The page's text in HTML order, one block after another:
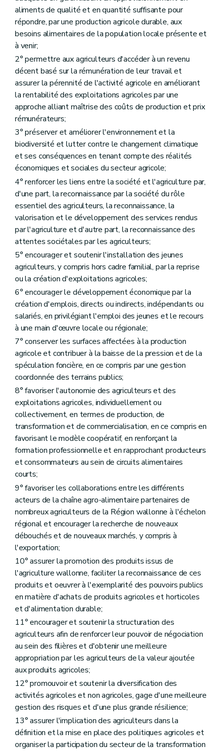
Titre III Dispositions relatives à la participation des acteurs, au suivi et à la coordination des politiques agricoles
Chapitre Ier
Pôle « Ruralité » , section « Agriculture, Agroalimentaire et Alimentation »
Art. D64
Art. D65
Chapitre II Participation des agriculteurs
Section 1 re
Associations agricoles wallonnes
Art. D68
Art. D69
Section 2 Collège des producteurs
Art. D70
Art. D71
Art. D72
Art. D73
Art. D74
Art. D75
Section 3 Support opérationnel au collège des producteurs
Art. D76
Art. D77
Art. D78
Art. D79
Chapitre III Cellule de prospective et de veille scientifique
Art. 80
Art. 81
Chapitre IV Comité stratégique de l'agriculture
Art. D82
Art. D83
Art. D84
Art. D85
Art. D86
Art. D87
Chapitre V Rapport annuel sur l'état de l'agriculture wallonne
Art. D88
Art. D89
Titre IV L'agriculteur
Chapitre Ier
La cotitularité
Art. D91
Art. D92
Art. D93
Art. D94
Chapitre II La formation professionnelle
Section 1
re
Dispositions générales
Art. D95
Art. D96
Art. D97
Section 2 La formation
Art. D98
Art. D99
Art. D101
Art. D102
Art. D103
Art. D104
Section 3 Les centres de formation
Art. D105
Art. D106
Section 4
Art. D107
Art. D108
Section 5
Les associations d'hobbyistes
Art. D109
Art. D110
Section 6 "Dispositions diverses"
Art. D111
Art. D112
Art. D113
Art. D114
Chapitre III Services d'accompagnement de l'agriculteur
Section 1
re
Services de remplacement de l'agriculteur
Art. D115
Art. D116
Art. D117
Art. D118
Section 2 Services de conseils aux agriculteurs en difficulté
Art. D119
Art. D120
Art. D121
aliments de qualité et en quantité suffisante pour
répondre, par une production agricole durable, aux
besoins alimentaires de la population locale présente et
à venir;
2° permettre aux agriculteurs d'accéder à un revenu
décent basé sur la rémunération de leur travail et
assurer la pérennité de l'activité agricole en améliorant
la rentabilité des exploitations agricoles par une
approche alliant maîtrise des coûts de production et prix
rémunérateurs;
3° préserver et améliorer l'environnement et la
biodiversité et lutter contre le changement climatique
et ses conséquences en tenant compte des réalités
économiques et sociales du secteur agricole;
4° renforcer les liens entre la société et l'agriculture par,
d'une part, la reconnaissance par la société du rôle
essentiel des agriculteurs, la reconnaissance, la
valorisation et le développement des services rendus
par l'agriculture et d'autre part, la reconnaissance des
attentes sociétales par les agriculteurs;
5° encourager et soutenir l'installation des jeunes
agriculteurs, y compris hors cadre familial, par la reprise
ou la création d'exploitations agricoles;
6° encourager le développement économique par la
création d'emplois, directs ou indirects, indépendants ou
salariés, en privilégiant l'emploi des jeunes et le recours
à une main d'œuvre locale ou régionale;
7° conserver les surfaces affectées à la production
agricole et contribuer à la baisse de la pression et de la
spéculation foncière, en ce compris par une gestion
coordonnée des terrains publics;
8° favoriser l'autonomie des agriculteurs et des
exploitations agricoles, individuellement ou
collectivement, en termes de production, de
transformation et de commercialisation, en ce compris en
favorisant le modèle coopératif, en renforçant la
formation professionnelle et en rapprochant producteurs
et consommateurs au sein de circuits alimentaires
courts;
9° favoriser les collaborations entre les différents
acteurs de la chaîne agro-alimentaire partenaires de
nombreux agriculteurs de la Région wallonne à l'échelon
régional et encourager la recherche de nouveaux
débouchés et de nouveaux marchés, y compris à
l'exportation;
10° assurer la promotion des produits issus de
l'agriculture wallonne, faciliter la reconnaissance de ces
produits et oeuvrer à l'exemplarité des pouvoirs publics
en matière d'achats de produits agricoles et horticoles
et d'alimentation durable;
11° encourager et soutenir la structuration des
agriculteurs afin de renforcer leur pouvoir de négociation
au sein des filières et d'obtenir une meilleure
appropriation par les agriculteurs de la valeur ajoutée
aux produits agricoles;
12° promouvoir et soutenir la diversification des
activités agricoles et non agricoles, gage d'une meilleure
gestion des risques et d'une plus grande résilience;
13° assurer l'implication des agriculteurs dans la
définition et la mise en place des politiques agricoles et
organiser la participation du secteur de la transformation